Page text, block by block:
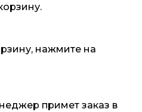
нажмите на
примет заказ в